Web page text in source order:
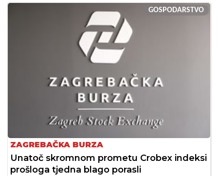
GOSPODARSTVO
ZAGREBAČKA BURZA
Unatoč skromnom prometu Crobex indeksi
prošloga tjedna blago porasli